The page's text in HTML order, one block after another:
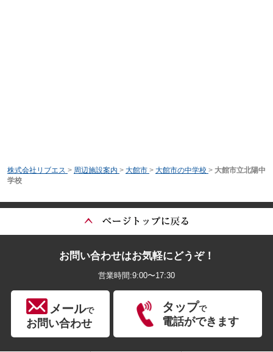
株式会社リブエス > 周辺施設案内 > 大館市 > 大館市の中学校 > 大館市立北陽中
学校
お問い合わせはお気軽にどうぞ！
営業時間:9:00〜17:30
メールで
お問い合わせ
タップで
電話ができます